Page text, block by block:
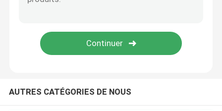
Broyeur en caoutchouc Machine
Groupe outre de la machine de refroidissement en
AUTRES CATÉGORIES DE NOUS